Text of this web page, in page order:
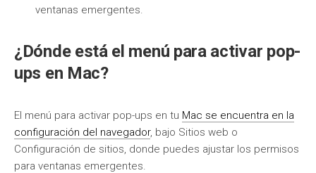
ventanas emergentes.
¿Dónde está el menú para activar pop-
ups en Mac?
El menú para activar pop-ups en tu Mac se encuentra en la
configuración del navegador, bajo Sitios web o
Configuración de sitios, donde puedes ajustar los permisos
para ventanas emergentes.